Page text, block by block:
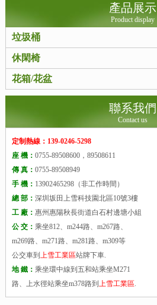
產品展示
Product display
垃圾桶
休閑椅
花箱/花盆
聯系我們
Contact us
定制熱線：139-0246-5298
座 機： 0755-89508600，89508611
傳 真： 0755-89508949
手 機： 13902465298（非工作時間）
總 部： 深圳坂田上雪科技園北區10號3樓
工 廠： 惠州惠陽秋長街道白石村邊塘小組
公 交： 乘坐812、m244路、m267路、
m269路、m271路、m281路、m309等
公交車到 上雪工業區站牌下車.
地 鐵： 乘坐環中線到五和站乘坐M271
路、上水徑站乘坐m378路到 上雪工業區.